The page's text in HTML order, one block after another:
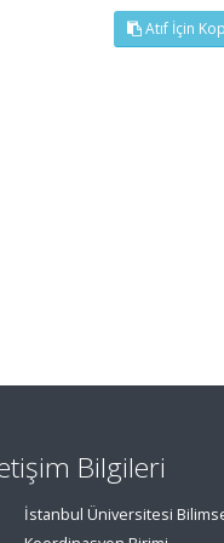
Atıf İçin
Bilgileri
İstanbul Üniversitesi